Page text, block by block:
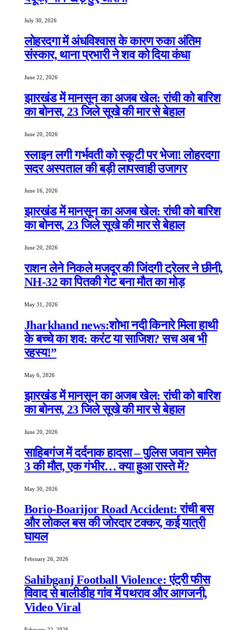
July 30, 2026
लोहरदगा में अंधविश्वास के कारण रुका अंतिम
संस्कार, थाना प्रभारी ने शव को दिया कंधा
June 22, 2026
झारखंड में मानसून का अजब खेल: रांची को बारिश
का बोनस, 23 जिले सूखे की मार से बेहाल
June 20, 2026
स्लाइन लगी गर्भवती को स्कूटी पर भेजा! लोहरदगा
सदर अस्पताल की बड़ी लापरवाही उजागर
June 16, 2026
झारखंड में मानसून का अजब खेल: रांची को बारिश
का बोनस, 23 जिले सूखे की मार से बेहाल
June 20, 2026
राशन लेने निकले मजदूर की जिंदगी ट्रेलर ने छीनी,
NH-32 का पितकी गेट बना मौत का मोड़
May 31, 2026
Jharkhand news:शोभा नदी किनारे मिला हाथी
के बच्चे का शव: करंट या साजिश? सच अब भी
रहस्य!”
May 6, 2026
झारखंड में मानसून का अजब खेल: रांची को बारिश
का बोनस, 23 जिले सूखे की मार से बेहाल
June 20, 2026
साहिबगंज में दर्दनाक हादसा – पुलिस जवान समेत
3 की मौत, एक गंभीर… क्या हुआ रास्ते में?
May 30, 2026
Borio-Boarijor Road Accident: रांची बस
और लोकल बस की जोरदार टक्कर, कई यात्री
घायल
February 26, 2026
Sahibganj Football Violence: एंट्री फीस
विवाद से बालीडीह गांव में पथराव और आगजनी,
Video Viral